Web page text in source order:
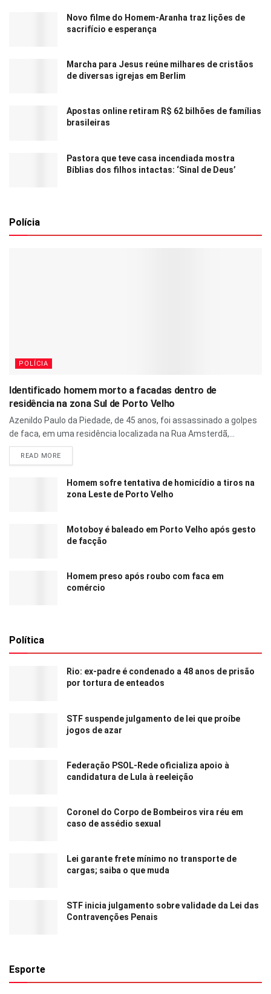
Novo filme do Homem-Aranha traz lições de
sacrifício e esperança
Marcha para Jesus reúne milhares de cristãos
de diversas igrejas em Berlim
Apostas online retiram R$ 62 bilhões de famílias
brasileiras
Pastora que teve casa incendiada mostra
Bíblias dos filhos intactas: ‘Sinal de Deus’
Polícia
POLÍCIA
Identificado homem morto a facadas dentro de
residência na zona Sul de Porto Velho
Azenildo Paulo da Piedade, de 45 anos, foi assassinado a golpes
de faca, em uma residência localizada na Rua Amsterdã,...
READ MORE
Homem sofre tentativa de homicídio a tiros na
zona Leste de Porto Velho
Motoboy é baleado em Porto Velho após gesto
de facção
Homem preso após roubo com faca em
comércio
Política
Rio: ex-padre é condenado a 48 anos de prisão
por tortura de enteados
STF suspende julgamento de lei que proíbe
jogos de azar
Federação PSOL-Rede oficializa apoio à
candidatura de Lula à reeleição
Coronel do Corpo de Bombeiros vira réu em
caso de assédio sexual
Lei garante frete mínimo no transporte de
cargas; saiba o que muda
STF inicia julgamento sobre validade da Lei das
Contravenções Penais
Esporte